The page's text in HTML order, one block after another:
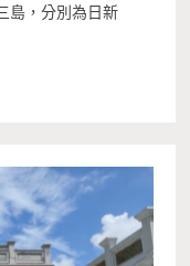
島，分別為日新